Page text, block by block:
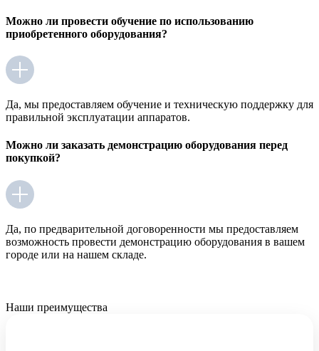
Можно ли провести обучение по использованию
приобретенного оборудования?
Да, мы предоставляем обучение и техническую поддержку для
правильной эксплуатации аппаратов.
Можно ли заказать демонстрацию оборудования перед
покупкой?
Да, по предварительной договоренности мы предоставляем
возможность провести демонстрацию оборудования в вашем
городе или на нашем складе.
Наши преимущества